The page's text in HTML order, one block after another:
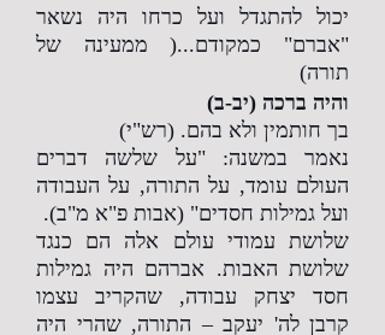
יכול להתגדל ועל כרחו היה נשאר
"אברם" כמקודם...( ממעינה של
תורה)
והיה ברכה (יב-ב)
בך חותמין ולא בהם. (רש"י)
נאמר במשנה: "על שלשה דברים
העולם עומד, על התורה, על העבודה
ועל גמילות חסדים" (אבות פ"א מ"ב).
שלושת עמודי עולם אלה הם כנגד
שלושת האבות. אברהם היה גמילות
חסד יצחק עבודה, שהקריב עצמו
קרבן לה' יעקב – התורה, שהרי היה